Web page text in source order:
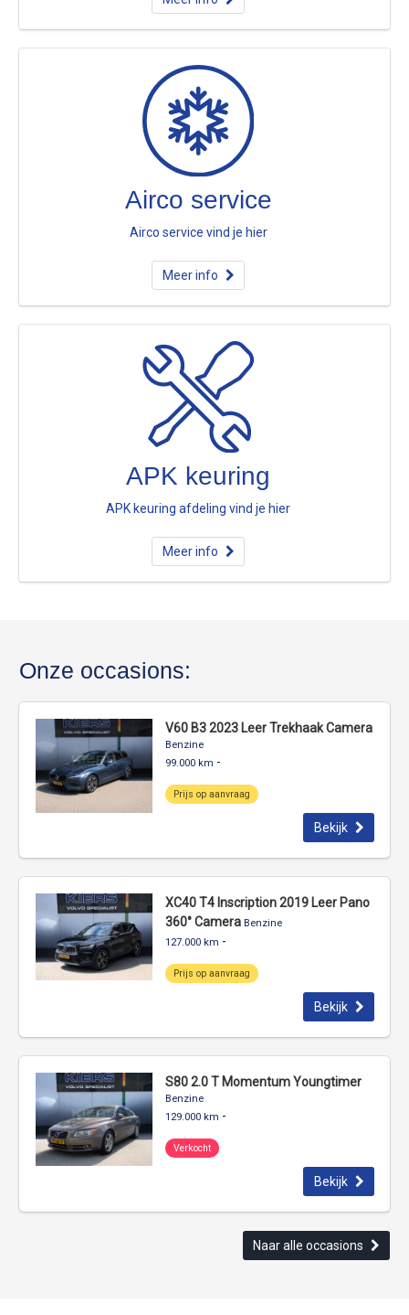
Airco service
Airco service vind je hier
Meer info
APK keuring
APK keuring afdeling vind je hier
Meer info
Onze occasions:
V60 B3 2023 Leer Trekhaak Camera
Benzine
99.000 km -
Prijs op aanvraag
Bekijk
XC40 T4 Inscription 2019 Leer Pano
360° Camera Benzine
127.000 km -
Prijs op aanvraag
Bekijk
S80 2.0 T Momentum Youngtimer
Benzine
129.000 km -
Verkocht
Bekijk
Naar alle occasions